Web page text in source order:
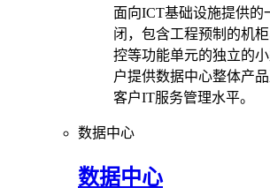
面向ICT基础设施提供的
闭，包含工程预制的机
控等功能单元的独立的
户提供数据中心整体产
客户IT服务管理水平。
数据中心
数据中心